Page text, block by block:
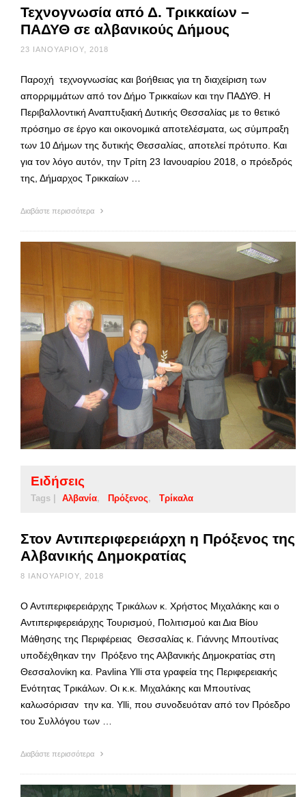
Τεχνογνωσία από Δ. Τρικκαίων –
ΠΑΔΥΘ σε αλβανικούς Δήμους
23 ΙΑΝΟΥΑΡΊΟΥ, 2018
Παροχή τεχνογνωσίας και βοήθειας για τη διαχείριση των
απορριμμάτων από τον Δήμο Τρικκαίων και την ΠΑΔΥΘ. Η
Περιβαλλοντική Αναπτυξιακή Δυτικής Θεσσαλίας με το θετικό
πρόσημο σε έργο και οικονομικά αποτελέσματα, ως σύμπραξη
των 10 Δήμων της δυτικής Θεσσαλίας, αποτελεί πρότυπο. Και
για τον λόγο αυτόν, την Τρίτη 23 Ιανουαρίου 2018, ο πρόεδρός
της, Δήμαρχος Τρικκαίων …
Διαβάστε περισσότερα
Ειδήσεις
Tags | Αλβανία Πρόξενος Τρίκαλα
Στον Αντιπεριφερειάρχη η Πρόξενος της
Αλβανικής Δημοκρατίας
8 ΙΑΝΟΥΑΡΊΟΥ, 2018
Ο Αντιπεριφερειάρχης Τρικάλων κ. Χρήστος Μιχαλάκης και ο
Αντιπεριφερειάρχης Τουρισμού, Πολιτισμού και Δια Βίου
Μάθησης της Περιφέρειας Θεσσαλίας κ. Γιάννης Μπουτίνας
υποδέχθηκαν την Πρόξενο της Αλβανικής Δημοκρατίας στη
Θεσσαλονίκη κα. Pavlina Ylli στα γραφεία της Περιφερειακής
Ενότητας Τρικάλων. Οι κ.κ. Μιχαλάκης και Μπουτίνας
καλωσόρισαν την κα. Ylli, που συνοδευόταν από τον Πρόεδρο
του Συλλόγου των …
Διαβάστε περισσότερα